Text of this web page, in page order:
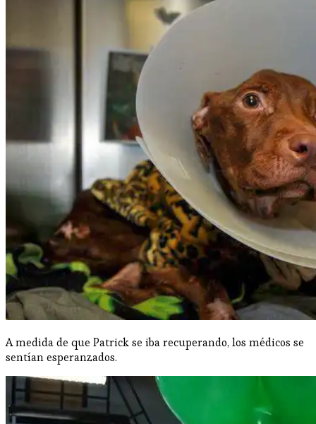
A medida de que Patrick se iba recuperando, los médicos se
sentían esperanzados.